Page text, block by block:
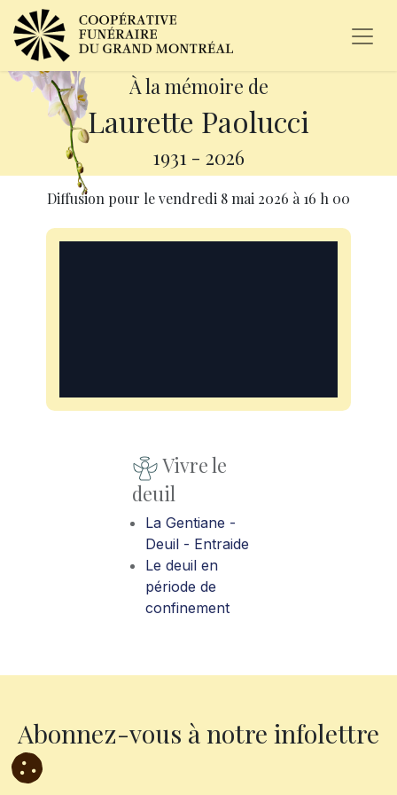
À la mémoire de
Laurette Paolucci
1931 - 2026
Diffusion pour levendredi 8 mai 2026 à 16 h 00
Vivre le
deuil
La Gentiane -
Deuil - Entraide
Le deuil en
période de
confinement
Abonnez-vous à notre infolettre